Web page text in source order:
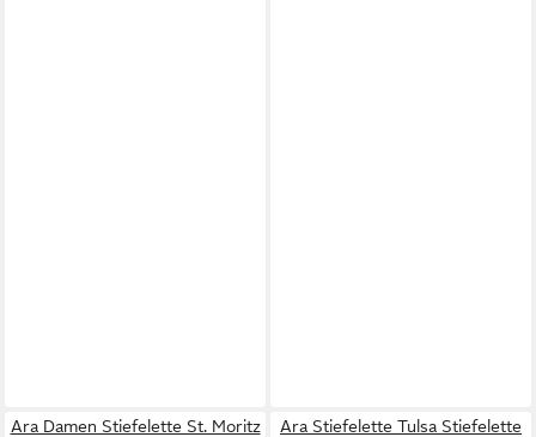
Ara Damen Stiefelette St. Moritz
Ara Stiefelette Tulsa Stiefelette